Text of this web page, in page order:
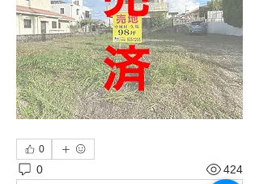
0
0 424